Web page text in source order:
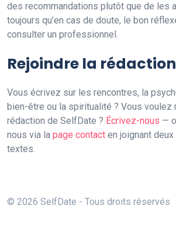
des recommandations plutôt que de les
toujours qu’en cas de doute, le bon
consulter un professionnel.
Rejoindre la rédaction
Vous écrivez sur les rencontres, la
bien-être ou la spiritualité ? Vous voulez
rédaction de SelfDate ? Écrivez-nous —
nous via la page contact en joignant
textes.
© 2026 SelfDate - Tous droits réservés